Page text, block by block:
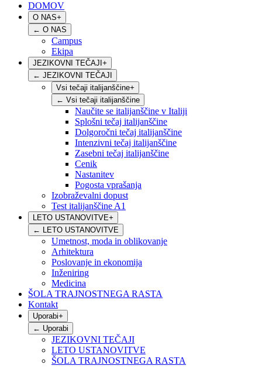
DOMOV
O NAS+
← O NAS
Campus
Ekipa
JEZIKOVNI TEČAJI +
← JEZIKOVNI TEČAJI
Vsi tečaji italijanščine+
← Vsi tečaji italijanščine
Naučite se italijanščine v Italiji
Splošni tečaj italijanščine
Dolgoročni tečaj italijanščine
Intenzivni tečaj italijanščine
Zasebni tečaj italijanščine
Cenik
Nastanitev
Pogosta vprašanja
Izobraževalni dopust
Test italijanščine A1
LETO USTANOVITVE+
← LETO USTANOVITVE
Umetnost, moda in oblikovanje
Arhitektura
Poslovanje in ekonomija
Inženiring
Medicina
ŠOLA TRAJNOSTNEGA RASTA
Kontakt
Uporabi+
← Uporabi
JEZIKOVNI TEČAJI
LETO USTANOVITVE
ŠOLA TRAJNOSTNEGA RASTA